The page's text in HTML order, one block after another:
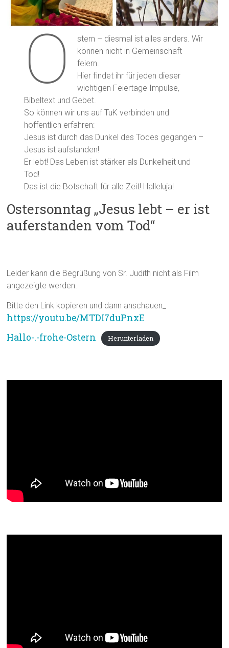
O
stern – diesmal ist alles anders. Wir
können nicht in Gemeinschaft
feiern.
Hier findet ihr für jeden dieser
wichtigen Feiertage Impulse,
Bibeltext und Gebet.
So können wir uns auf TuK verbinden und
hoffentlich erfahren:
Jesus ist durch das Dunkel des Todes gegangen –
Jesus ist aufstanden!
Er lebt! Das Leben ist stärker als Dunkelheit und
Tod!
Das ist die Botschaft für alle Zeit! Halleluja!
Ostersonntag „Jesus lebt – er ist
auferstanden vom Tod“
Leider kann die Begrüßung von Sr. Judith nicht als Film
angezeigte werden.
Bitte den Link kopieren und dann anschauen_
https://youtu.be/MTDI7duPnxE
Hallo-.-frohe-Ostern
Herunterladen